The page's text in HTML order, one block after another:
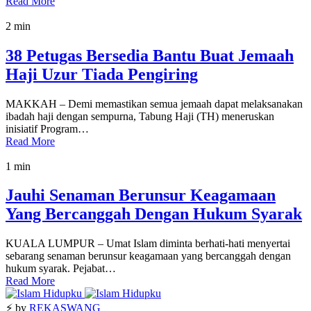
2 min
38 Petugas Bersedia Bantu Buat Jemaah
Haji Uzur Tiada Pengiring
MAKKAH – Demi memastikan semua jemaah dapat melaksanakan
ibadah haji dengan sempurna, Tabung Haji (TH) meneruskan
inisiatif Program…
Read More
1 min
Jauhi Senaman Berunsur Keagamaan
Yang Bercanggah Dengan Hukum Syarak
KUALA LUMPUR – Umat Islam diminta berhati-hati menyertai
sebarang senaman berunsur keagamaan yang bercanggah dengan
hukum syarak. Pejabat…
Read More
⚡ by REKASWANG